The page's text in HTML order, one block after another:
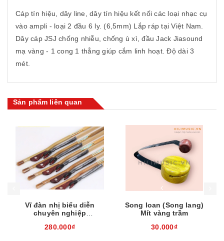
Cáp tín hiệu, dây line, dây tín hiệu kết nối các loại nhạc cụ
vào ampli - loại 2 đầu 6 ly. (6,5mm) Lắp ráp tại Việt Nam.
Dây cáp JSJ chống nhiễu, chống ù xì, đầu Jack Jiasound
mạ vàng - 1 cong 1 thẳng giúp cắm linh hoạt. Độ dài 3
mét.
Sản phẩm liên quan
Vĩ đàn nhị biểu diễn
chuyên nghiệp
280.000₫
Song loan (Song lang)
Mít vàng trầm
30.000₫
Mua hàng